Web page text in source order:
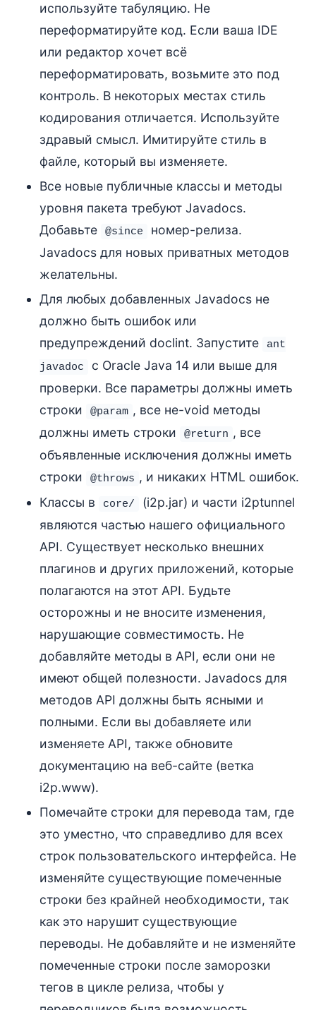
используйте табуляцию. Не
переформатируйте код. Если ваша IDE
или редактор хочет всё
переформатировать, возьмите это под
контроль. В некоторых местах стиль
кодирования отличается. Используйте
здравый смысл. Имитируйте стиль в
файле, который вы изменяете.
Все новые публичные классы и методы
уровня пакета требуют Javadocs.
Добавьте
@since
номер-релиза.
Javadocs для новых приватных методов
желательны.
Для любых добавленных Javadocs не
должно быть ошибок или
предупреждений doclint. Запустите
ant
javadoc
с Oracle Java 14 или выше для
проверки. Все параметры должны иметь
строки
@param , все не-void методы
должны иметь строки
@return , все
объявленные исключения должны иметь
строки
@throws , и никаких HTML ошибок.
Классы в
core/
(i2p.jar) и части i2ptunnel
являются частью нашего официального
API. Существует несколько внешних
плагинов и других приложений, которые
полагаются на этот API. Будьте
осторожны и не вносите изменения,
нарушающие совместимость. Не
добавляйте методы в API, если они не
имеют общей полезности. Javadocs для
методов API должны быть ясными и
полными. Если вы добавляете или
изменяете API, также обновите
документацию на веб-сайте (ветка
i2p.www).
Помечайте строки для перевода там, где
это уместно, что справедливо для всех
строк пользовательского интерфейса. Не
изменяйте существующие помеченные
строки без крайней необходимости, так
как это нарушит существующие
переводы. Не добавляйте и не изменяйте
помеченные строки после заморозки
тегов в цикле релиза, чтобы у